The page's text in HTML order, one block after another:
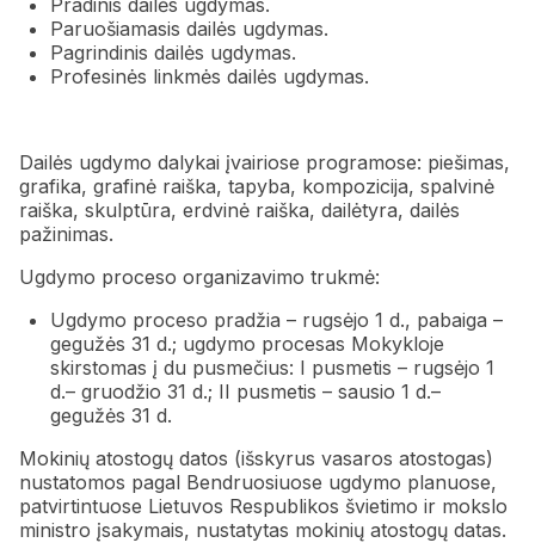
Pradinis dailės ugdymas.
Paruošiamasis dailės ugdymas.
Pagrindinis dailės ugdymas.
Profesinės linkmės dailės ugdymas.
Dailės ugdymo dalykai įvairiose programose: piešimas,
grafika, grafinė raiška, tapyba, kompozicija, spalvinė
raiška, skulptūra, erdvinė raiška, dailėtyra, dailės
pažinimas.
Ugdymo proceso organizavimo trukmė:
Ugdymo proceso pradžia – rugsėjo 1 d., pabaiga –
gegužės 31 d.; ugdymo procesas Mokykloje
skirstomas į du pusmečius: I pusmetis – rugsėjo 1
d.– gruodžio 31 d.; II pusmetis – sausio 1 d.–
gegužės 31 d.
Mokinių atostogų datos (išskyrus vasaros atostogas)
nustatomos pagal Bendruosiuose ugdymo planuose,
patvirtintuose Lietuvos Respublikos švietimo ir mokslo
ministro įsakymais, nustatytas mokinių atostogų datas.